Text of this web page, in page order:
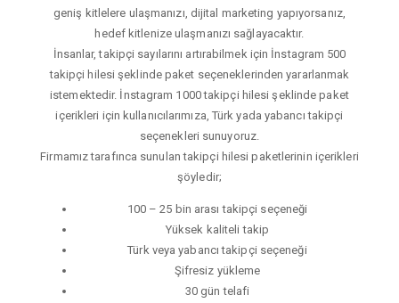
geniş kitlelere ulaşmanızı, dijital marketing yapıyorsanız,
hedef kitlenize ulaşmanızı sağlayacaktır.
İnsanlar, takipçi sayılarını artırabilmek için İnstagram 500
takipçi hilesi şeklinde paket seçeneklerinden yararlanmak
istemektedir. İnstagram 1000 takipçi hilesi şeklinde paket
içerikleri için kullanıcılarımıza, Türk yada yabancı takipçi
seçenekleri sunuyoruz.
Firmamız tarafınca sunulan takipçi hilesi paketlerinin içerikleri
şöyledir;
100 – 25 bin arası takipçi seçeneği
Yüksek kaliteli takip
Türk veya yabancı takipçi seçeneği
Şifresiz yükleme
30 gün telafi